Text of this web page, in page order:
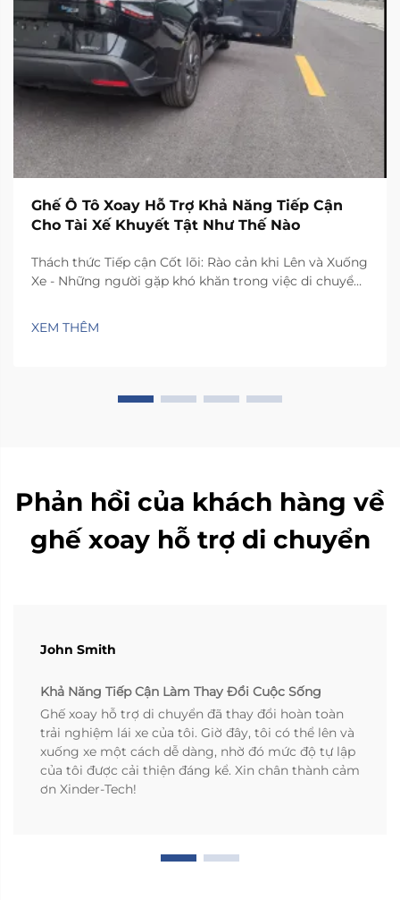
Ghế Ô Tô Xoay Hỗ Trợ Khả Năng Tiếp Cận
Cho Tài Xế Khuyết Tật Như Thế Nào
Thách thức Tiếp cận Cốt lõi: Rào cản khi Lên và Xuống
Xe - Những người gặp khó khăn trong việc di chuyển
khi lên xuống ghế xe hơi thông thường. Không gian
bên trong hầu hết các phương tiện quá chật hẹp,
XEM THÊM
Phản hồi của khách hàng về
ghế xoay hỗ trợ di chuyển
John Smith
Khả Năng Tiếp Cận Làm Thay Đổi Cuộc Sống
Ghế xoay hỗ trợ di chuyển đã thay đổi hoàn toàn
trải nghiệm lái xe của tôi. Giờ đây, tôi có thể lên và
xuống xe một cách dễ dàng, nhờ đó mức độ tự lập
của tôi được cải thiện đáng kể. Xin chân thành cảm
ơn Xinder-Tech!